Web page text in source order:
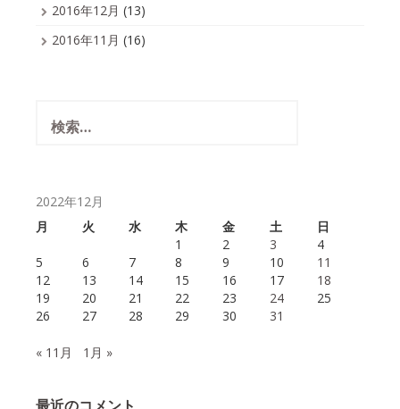
2016年12月 (13)
2016年11月 (16)
2022年12月
月
火 水 木 金 土
日
1
2 3
4
5
6 7 8 9 10
11
12
13 14 15 16 17
18
19
20 21 22 23 24
25
26
27 28 29 30 31
« 11月 1月 »